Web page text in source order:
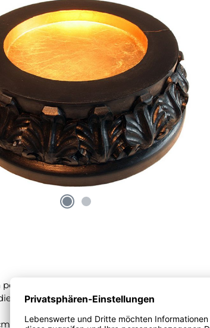
per Handarbeit angefertigt. Nach der
Oberfläche der Kerzenplatte wirkt nun wie
Ø ca. 37 cm.